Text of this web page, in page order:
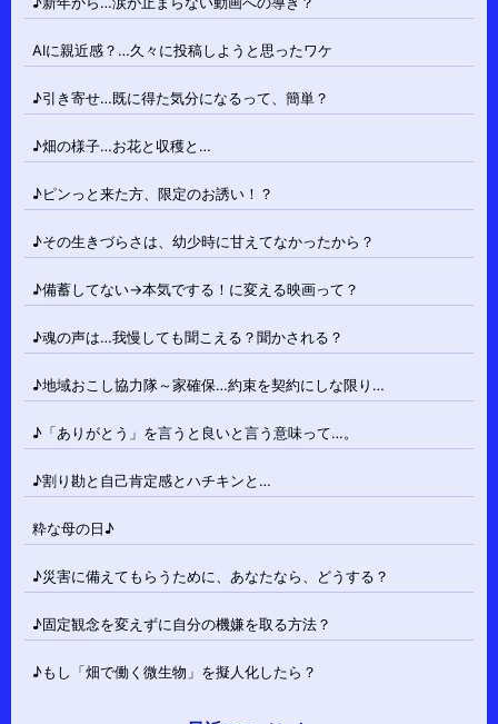
AIに親近感？…久々に投稿しようと思ったワケ
♪引き寄せ…既に得た気分になるって、簡単？
♪畑の様子…お花と収穫と…
♪ピンっと来た方、限定のお誘い！？
♪その生きづらさは、幼少時に甘えてなかったから？
♪備蓄してない→本気でする！に変える映画って？
♪魂の声は…我慢しても聞こえる？聞かされる？
♪地域おこし協力隊～家確保…約束を契約にしな限り…
♪「ありがとう」を言うと良いと言う意味って…。
♪割り勘と自己肯定感とハチキンと…
粋な母の日♪
♪災害に備えてもらうために、あなたなら、どうする？
♪固定観念を変えずに自分の機嫌を取る方法？
♪もし「畑で働く微生物」を擬人化したら？